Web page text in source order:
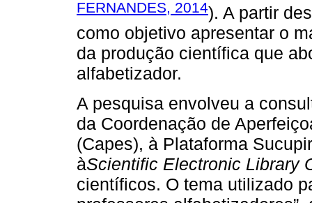
FERNANDES, 2014). A partir
como objetivo apresentar o
da produção científica que
alfabetizador.
A pesquisa envolveu a
da Coordenação de
(Capes), à Plataforma
àScientific Electronic Library
científicos. O tema utilizado